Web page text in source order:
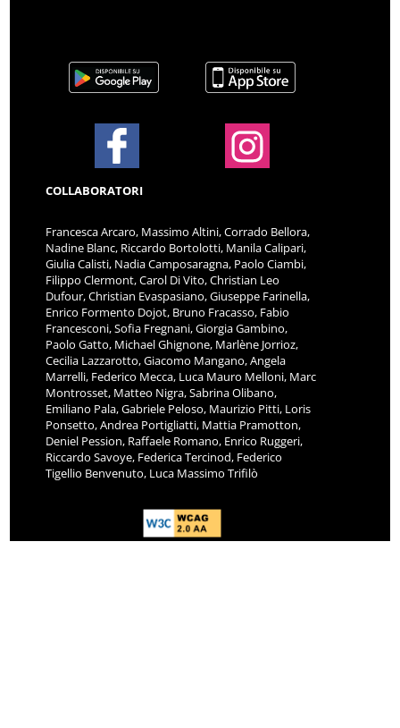
COLLABORATORI
Francesca Arcaro, Massimo Altini, Corrado Bellora,
Nadine Blanc, Riccardo Bortolotti, Manila Calipari,
Giulia Calisti, Nadia Camposaragna, Paolo Ciambi,
Filippo Clermont, Carol Di Vito, Christian Leo
Dufour, Christian Evaspasiano, Giuseppe Farinella,
Enrico Formento Dojot, Bruno Fracasso, Fabio
Francesconi, Sofia Fregnani, Giorgia Gambino,
Paolo Gatto, Michael Ghignone, Marlène Jorrioz,
Cecilia Lazzarotto, Giacomo Mangano, Angela
Marrelli, Federico Mecca, Luca Mauro Melloni, Marc
Montrosset, Matteo Nigra, Sabrina Olibano,
Emiliano Pala, Gabriele Peloso, Maurizio Pitti, Loris
Ponsetto, Andrea Portigliatti, Mattia Pramotton,
Deniel Pession, Raffaele Romano, Enrico Ruggeri,
Riccardo Savoye, Federica Tercinod, Federico
Tigellio Benvenuto, Luca Massimo Trifilò